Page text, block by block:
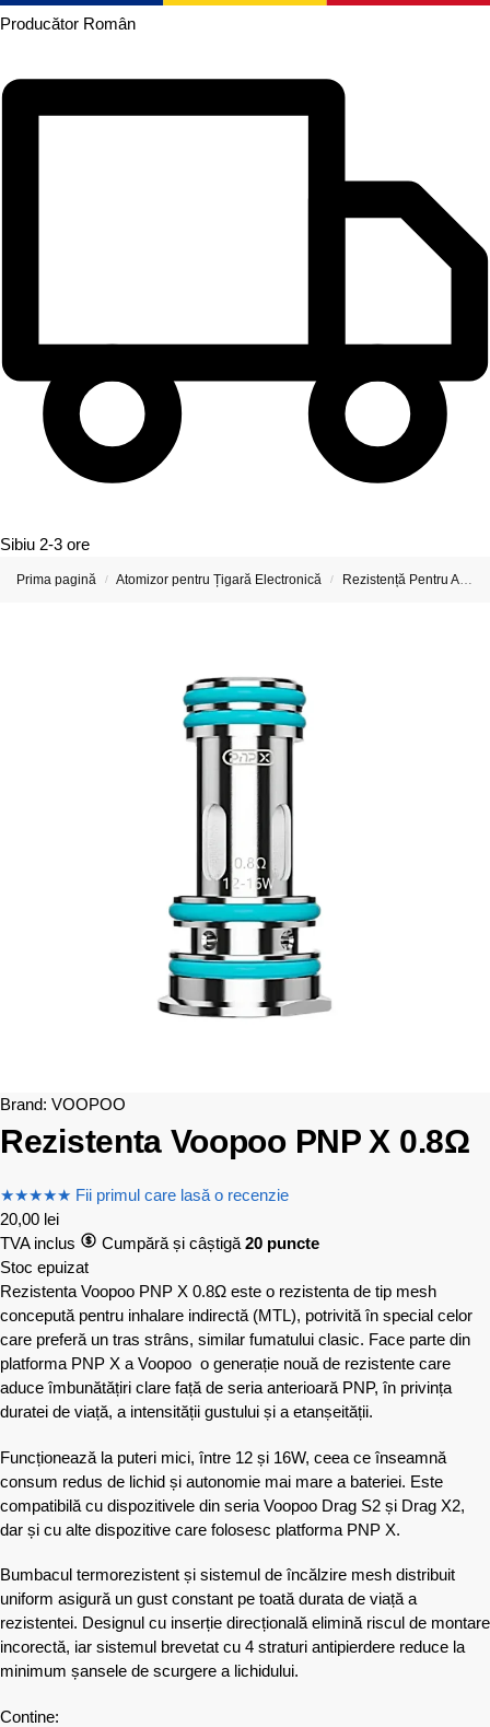
Producător Român
Sibiu 2-3 ore
Prima pagină / Atomizor pentru Țigară Electronică / Rezistență Pentru Atomizor De Țigară Electronică
Brand: VOOPOO
Rezistenta Voopoo PNP X 0.8Ω
★★★★★ Fii primul care lasă o recenzie
20,00 lei
TVA inclus
Cumpără și câștigă 20 puncte
Stoc epuizat
Rezistenta Voopoo PNP X 0.8Ω este o rezistenta de tip mesh
concepută pentru inhalare indirectă (MTL), potrivită în special celor
care preferă un tras strâns, similar fumatului clasic. Face parte din
platforma PNP X a Voopoo o generație nouă de rezistente care
aduce îmbunătățiri clare față de seria anterioară PNP, în privința
duratei de viață, a intensității gustului și a etanșeității.
Funcționează la puteri mici, între 12 și 16W, ceea ce înseamnă
consum redus de lichid și autonomie mai mare a bateriei. Este
compatibilă cu dispozitivele din seria Voopoo Drag S2 și Drag X2,
dar și cu alte dispozitive care folosesc platforma PNP X.
Bumbacul termorezistent și sistemul de încălzire mesh distribuit
uniform asigură un gust constant pe toată durata de viață a
rezistentei. Designul cu inserție direcțională elimină riscul de montare
incorectă, iar sistemul brevetat cu 4 straturi antipierdere reduce la
minimum șansele de scurgere a lichidului.
Contine: